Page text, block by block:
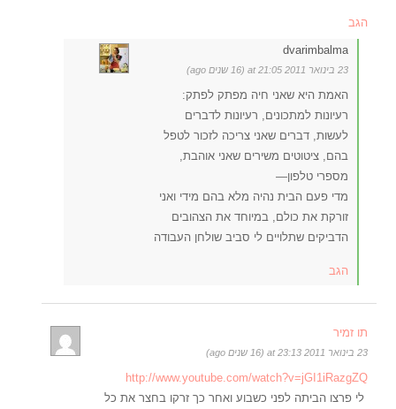
הגב
dvarimbalma
23 בינואר 2011 at 21:05 (16 שנים ago)
האמת היא שאני חיה מפתק לפתק:
רעיונות למתכונים, רעיונות לדברים
לעשות, דברים שאני צריכה לזכור לטפל
בהם, ציטוטים משירים שאני אוהבת,
מספרי טלפון—
מדי פעם הבית נהיה מלא בהם מידי ואני
זורקת את כולם, במיוחד את הצהובים
הדביקים שתלויים לי סביב שולחן העבודה
הגב
תו זמיר
23 בינואר 2011 at 23:13 (16 שנים ago)
http://www.youtube.com/watch?v=jGI1iRazgZQ
לי פרצו הביתה לפני כשבוע ואחר כך זרקו בחצר את כל